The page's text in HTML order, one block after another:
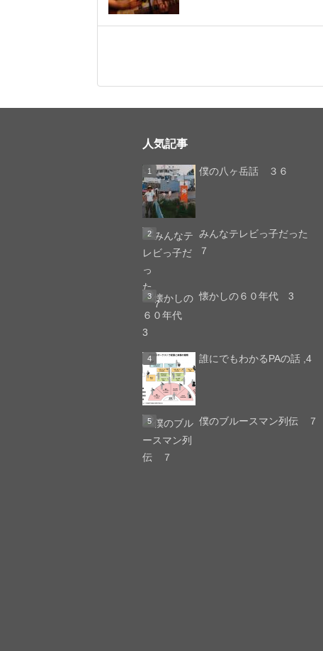
人気記事
僕の八ヶ岳話 ３６
みんなテレビっ子
７
懐かしの６０年代 3
誰にでもわかるPAの話 ,4
僕のブルースマン列伝 ７